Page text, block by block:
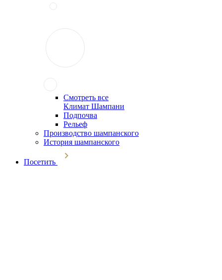
Смотреть все
Климат Шампани
Подпочва
Рельеф
Производство шампанского
История шампанского
Посетить